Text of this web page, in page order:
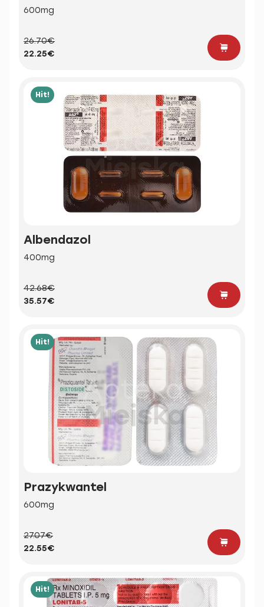
600mg
26.70€
22.25€
Hit!
Albendazol
400mg
42.68€
35.57€
Hit!
Prazykwantel
600mg
27.07€
22.55€
Hit!